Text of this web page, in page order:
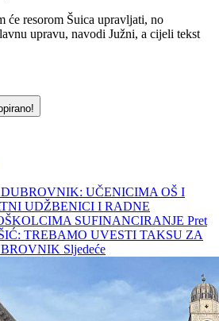
će resorom Šuica upravljati, no
upravu, navodi Južni, a cijeli tekst
DUBROVNIK: UČENICIMA OŠ I
UDŽBENICI I RADNE
SUFINANCIRANJE Pret
TREBAMO UVESTI TAKSU ZA
Sljedeće